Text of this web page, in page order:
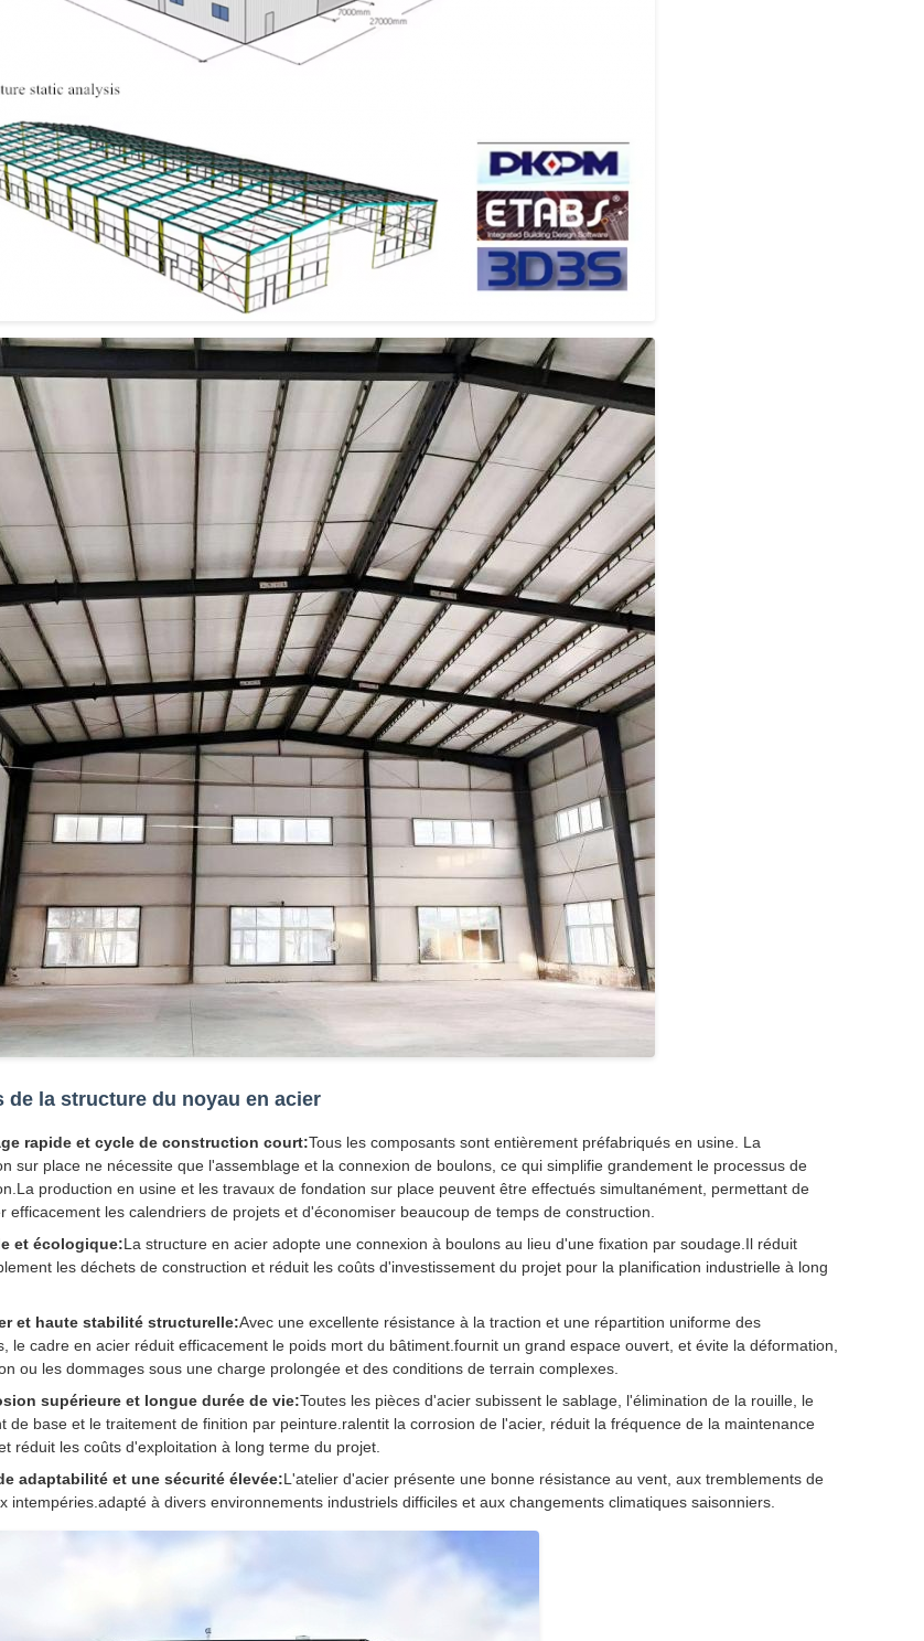
de la structure du noyau en acier
rapide et cycle de construction court:Tous les composants sont entièrement préfabriqués en usine. La
sur place ne nécessite que l'assemblage et la connexion de boulons, ce qui simplifie grandement le processus de
production en usine et les travaux de fondation sur place peuvent être effectués simultanément, permettant de
efficacement les calendriers de projets et d'économiser beaucoup de temps de construction.
et écologique:La structure en acier adopte une connexion à boulons au lieu d'une fixation par soudage.Il réduit
les déchets de construction et réduit les coûts d'investissement du projet pour la planification industrielle à long
et haute stabilité structurelle:Avec une excellente résistance à la traction et une répartition uniforme des
le cadre en acier réduit efficacement le poids mort du bâtiment.fournit un grand espace ouvert, et évite la déformation,
ou les dommages sous une charge prolongée et des conditions de terrain complexes.
supérieure et longue durée de vie:Toutes les pièces d'acier subissent le sablage, l'élimination de la rouille, le
de base et le traitement de finition par peinture.ralentit la corrosion de l'acier, réduit la fréquence de la maintenance
réduit les coûts d'exploitation à long terme du projet.
adaptabilité et une sécurité élevée:L'atelier d'acier présente une bonne résistance au vent, aux tremblements de
intempéries.adapté à divers environnements industriels difficiles et aux changements climatiques saisonniers.